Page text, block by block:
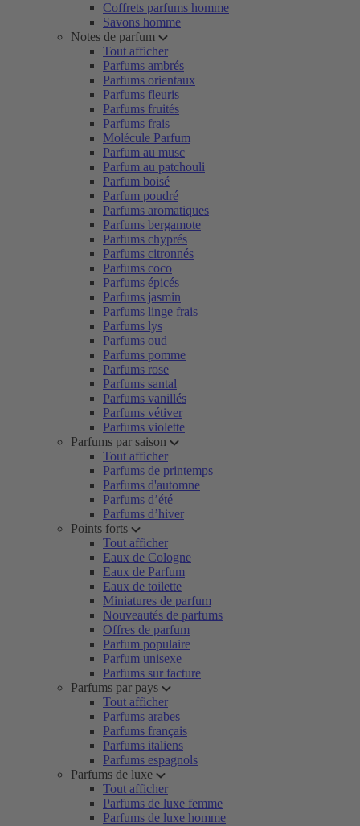
Coffrets parfums homme
Savons homme
Notes de parfum
Tout afficher
Parfums ambrés
Parfums orientaux
Parfums fleuris
Parfums fruités
Parfums frais
Molécule Parfum
Parfum au musc
Parfum au patchouli
Parfum boisé
Parfum poudré
Parfums aromatiques
Parfums bergamote
Parfums chyprés
Parfums citronnés
Parfums coco
Parfums épicés
Parfums jasmin
Parfums linge frais
Parfums lys
Parfums oud
Parfums pomme
Parfums rose
Parfums santal
Parfums vanillés
Parfums vétiver
Parfums violette
Parfums par saison
Tout afficher
Parfums de printemps
Parfums d'automne
Parfums d’été
Parfums d’hiver
Points forts
Tout afficher
Eaux de Cologne
Eaux de Parfum
Eaux de toilette
Miniatures de parfum
Nouveautés de parfums
Offres de parfum
Parfum populaire
Parfum unisexe
Parfums sur facture
Parfums par pays
Tout afficher
Parfums arabes
Parfums français
Parfums italiens
Parfums espagnols
Parfums de luxe
Tout afficher
Parfums de luxe femme
Parfums de luxe homme